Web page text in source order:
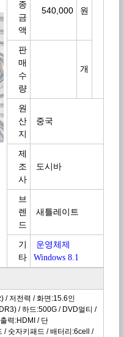
종
금
액
540,000 원
판
매
수
량
개
원
산
지
중국
제
조
사
도시바
브
렌
드
새틀레이트
기
타
운영체제
Windows 8.1
/ 저전력 /화면:15.6인
) /하드:500G / DVD멀티 /
력:HDMI / 단
/ 숫자키패드 / 배터리:6cell
/